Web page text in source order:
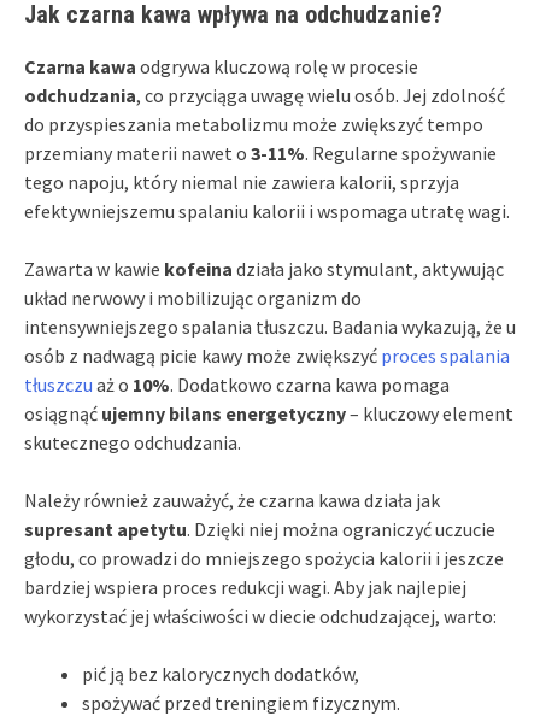
Jak czarna kawa wpływa na odchudzanie?
Czarna kawa odgrywa kluczową rolę w procesie
odchudzania, co przyciąga uwagę wielu osób. Jej zdolność
do przyspieszania metabolizmu może zwiększyć tempo
przemiany materii nawet o 3-11%. Regularne spożywanie
tego napoju, który niemal nie zawiera kalorii, sprzyja
efektywniejszemu spalaniu kalorii i wspomaga utratę wagi.
Zawarta w kawie kofeina działa jako stymulant, aktywując
układ nerwowy i mobilizując organizm do
intensywniejszego spalania tłuszczu. Badania wykazują, że u
osób z nadwagą picie kawy może zwiększyć proces spalania
tłuszczu aż o 10%. Dodatkowo czarna kawa pomaga
osiągnąć ujemny bilans energetyczny– kluczowy element
skutecznego odchudzania.
Należy również zauważyć, że czarna kawa działa jak
supresant apetytu. Dzięki niej można ograniczyć uczucie
głodu, co prowadzi do mniejszego spożycia kalorii i jeszcze
bardziej wspiera proces redukcji wagi. Aby jak najlepiej
wykorzystać jej właściwości w diecie odchudzającej, warto:
pić ją bez kalorycznych dodatków,
spożywać przed treningiem fizycznym.